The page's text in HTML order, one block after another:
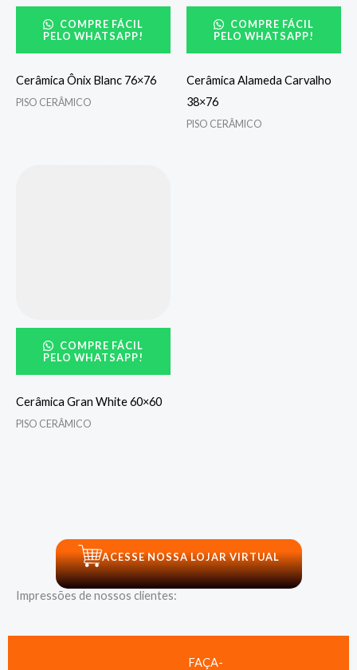
COMPRE FÁCIL
PELO WHATSAPP!
Cerâmica Ônix Blanc 76×76
PISO CERÂMICO
COMPRE FÁCIL
PELO WHATSAPP!
Cerâmica Alameda Carvalho
38×76
PISO CERÂMICO
COMPRE FÁCIL
PELO WHATSAPP!
Cerâmica Gran White 60×60
PISO CERÂMICO
ACESSE NOSSA LOJAR VIRTUAL
Impressões de nossos clientes:
FAÇA-